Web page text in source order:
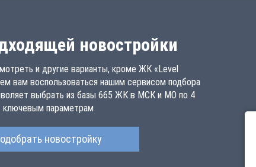
новостройки
и другие варианты, кроме ЖК «Level
вам воспользоваться нашим сервисом подбора
выбрать из базы 665 ЖК в МСК и МО по 4
ключевым параметрам
новостройку